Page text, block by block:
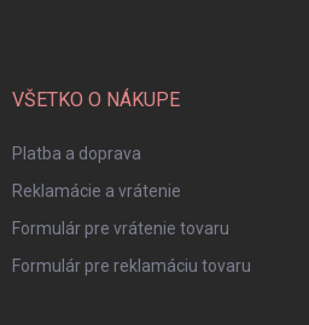
VŠETKO O NÁKUPE
Platba a doprava
Reklamácie a vrátenie
Formulár pre vrátenie tovaru
Formulár pre reklamáciu tovaru